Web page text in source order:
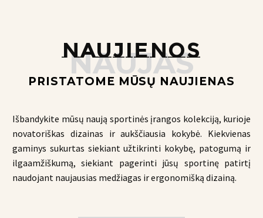
NAUJAS
NAUJIENOS
PRISTATOME MŪSŲ NAUJIENAS
Išbandykite mūsų naują sportinės įrangos kolekciją, kurioje
novatoriškas dizainas ir aukščiausia kokybė. Kiekvienas
gaminys sukurtas siekiant užtikrinti kokybę, patogumą ir
ilgaamžiškumą, siekiant pagerinti jūsų sportinę patirtį
naudojant naujausias medžiagas ir ergonomišką dizainą.